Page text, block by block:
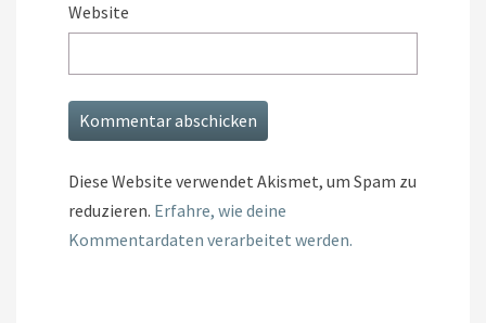
Website
Diese Website verwendet Akismet, um Spam zu
reduzieren. Erfahre, wie deine
Kommentardaten verarbeitet werden.